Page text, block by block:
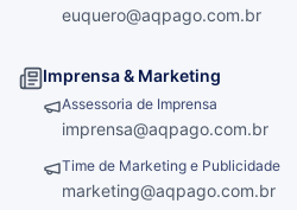
euquero@aqpago.com.br
Imprensa & Marketing
Assessoria de Imprensa
imprensa@aqpago.com.br
Time de Marketing e Publicidade
marketing@aqpago.com.br